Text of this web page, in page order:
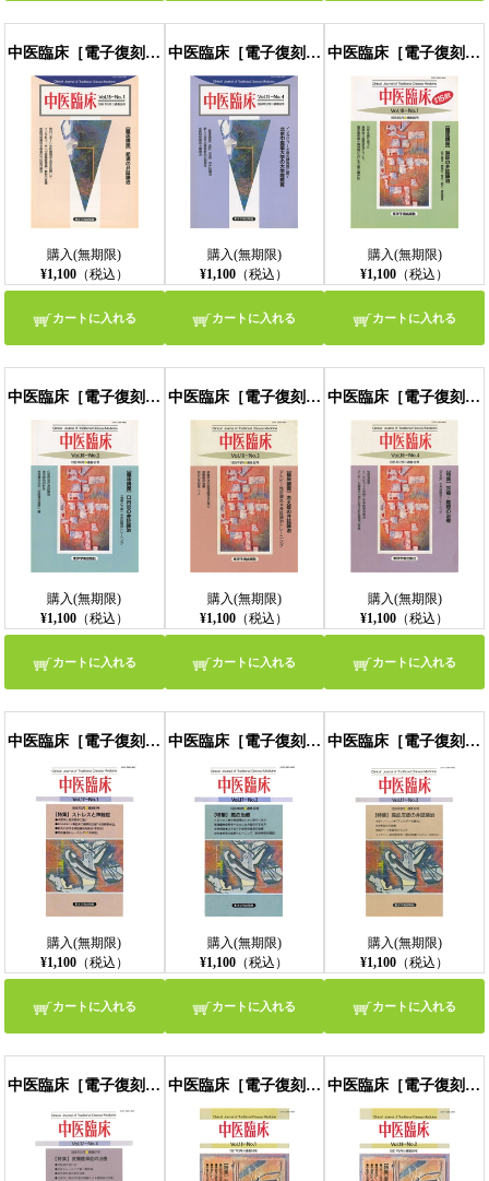
中医臨床［電子復刻版］通巻58号
購入(無期限)
¥1,100（税込）
カートに入れる
中医臨床［電子復刻版］通巻59号
購入(無期限)
¥1,100 （税込）
カートに入れる
中医臨床［電子復刻版］通巻60号
購入(無期限)
¥1,100 （税込）
カートに入れる
中医臨床［電子復刻版］通巻61号
購入(無期限)
¥1,100（税込）
カートに入れる
中医臨床［電子復刻版］通巻62号
購入(無期限)
¥1,100 （税込）
カートに入れる
中医臨床［電子復刻版］通巻63号
購入(無期限)
¥1,100 （税込）
カートに入れる
中医臨床［電子復刻版］通巻64号
購入(無期限)
¥1,100（税込）
カートに入れる
中医臨床［電子復刻版］通巻65号
購入(無期限)
¥1,100 （税込）
カートに入れる
中医臨床［電子復刻版］通巻66号
購入(無期限)
¥1,100 （税込）
カートに入れる
中医臨床［電子復刻版］通巻67号 中医臨床［電子復刻版］通巻68号 中医臨床［電子復刻版］通巻69号